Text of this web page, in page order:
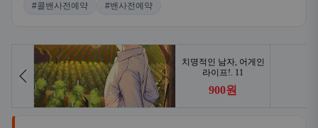
#콜밴사전예약
#밴사전예약